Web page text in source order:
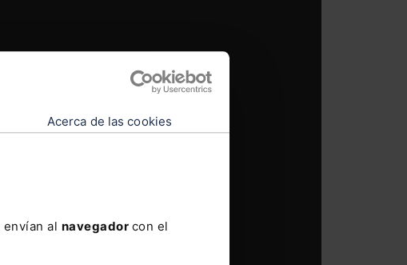
Acerca de las cookies
al navegador con el